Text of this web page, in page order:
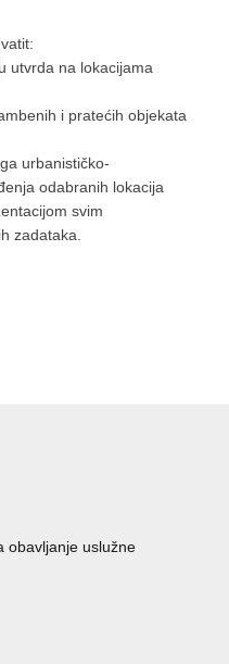
utvrda na lokacijama
i pratećih objekata
urbanističko-
odabranih lokacija
svim
zadataka.
obavljanje uslužne